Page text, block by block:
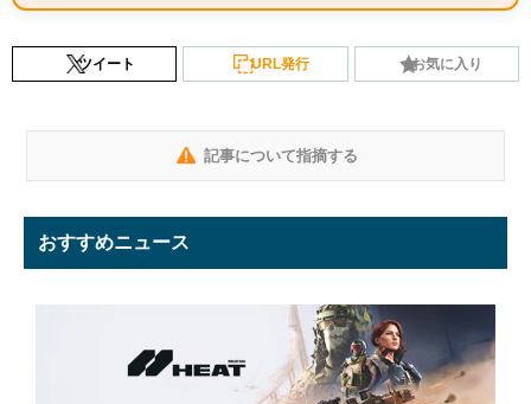
ツイート URL発行 お気に入り
記事について指摘する
おすすめニュース